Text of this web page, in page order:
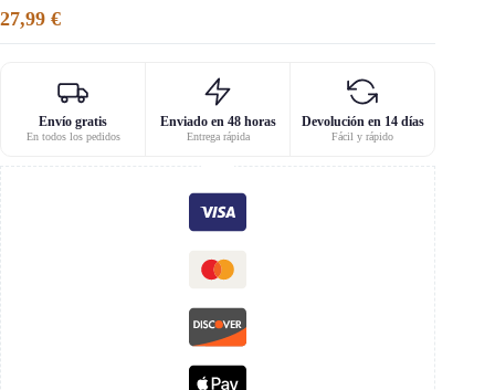
27,99 €
Envío gratis
En todos los pedidos
Enviado en 48 horas
Entrega rápida
Devolución en 14 días
Fácil y rápido